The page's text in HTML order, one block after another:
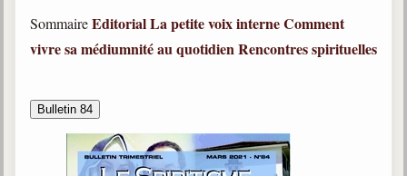
SommaireEditorialLa petite voix interneComment
vivre sa médiumnité au quotidienRencontres spirituelles
Bulletin 84